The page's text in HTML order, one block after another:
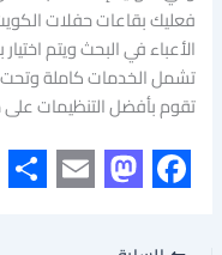
فعليك بقاعات حفلات
الأعباء في البحث ويتم
تشمل الخدمات كاملة
تقوم بأفضل التنظيمات على
F
M
E
S